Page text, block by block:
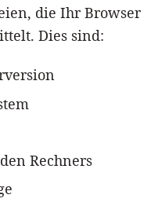
die Ihr Browser
Dies sind:
Rechners